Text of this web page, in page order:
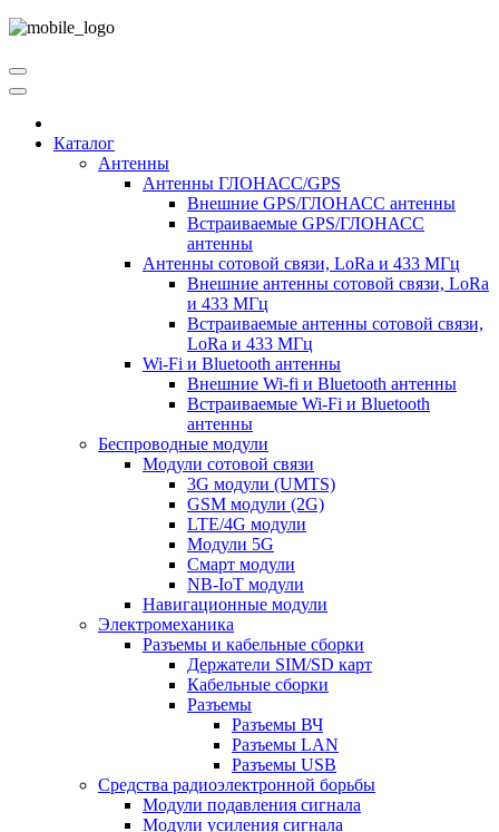
Каталог
Антенны
Антенны ГЛОНАСС/GPS
Внешние GPS/ГЛОНАСС антенны
Встраиваемые GPS/ГЛОНАСС
антенны
Антенны сотовой связи, LoRa и 433 МГц
Внешние антенны сотовой связи, LoRa
и 433 МГц
Встраиваемые антенны сотовой связи,
LoRa и 433 МГц
Wi-Fi и Bluetooth антенны
Внешние Wi-fi и Bluetooth антенны
Встраиваемые Wi-Fi и Bluetooth
антенны
Беспроводные модули
Модули сотовой связи
3G модули (UMTS)
GSM модули (2G)
LTE/4G модули
Модули 5G
Смарт модули
NB-IoT модули
Навигационные модули
Электромеханика
Разъемы и кабельные сборки
Держатели SIM/SD карт
Кабельные сборки
Разъемы
Разъемы ВЧ
Разъемы LAN
Разъемы USB
Средства радиоэлектронной борьбы
Модули подавления сигнала
Модули усиления сигнала